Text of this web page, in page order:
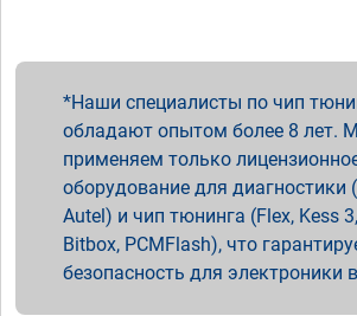
Наши специалисты по чип
обладают опытом более 8 лет.
применяем только
оборудование для диагностики
Autel) и чип тюнинга (Flex, Kess
Bitbox, PCMFlash), что
безопасность для электроники